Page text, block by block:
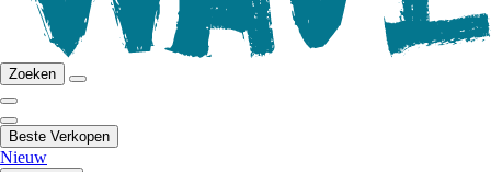
Zoeken
Beste Verkopen
Nieuw